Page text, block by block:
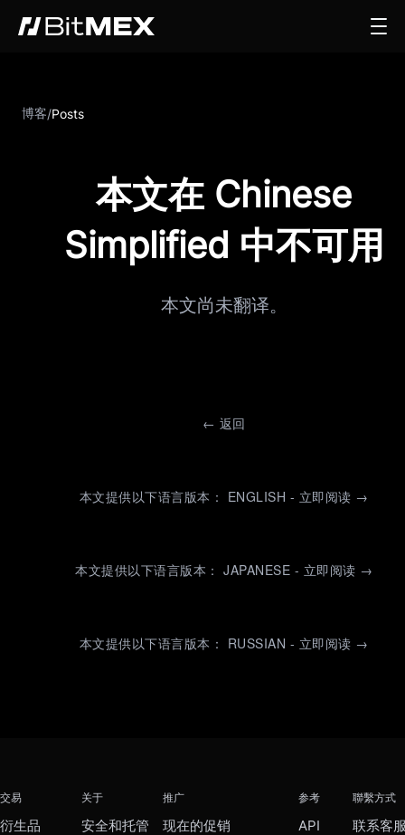
博客/Posts
本文在 Chinese
Simplified 中不可用
本文尚未翻译。
← 返回
本文提供以下语言版本： ENGLISH - 立即阅读 →
本文提供以下语言版本： JAPANESE - 立即阅读 →
本文提供以下语言版本： RUSSIAN - 立即阅读 →
交易
衍生品
关于
安全和托管
推广
现在的促销
参考
API
聯繫方式
联系客